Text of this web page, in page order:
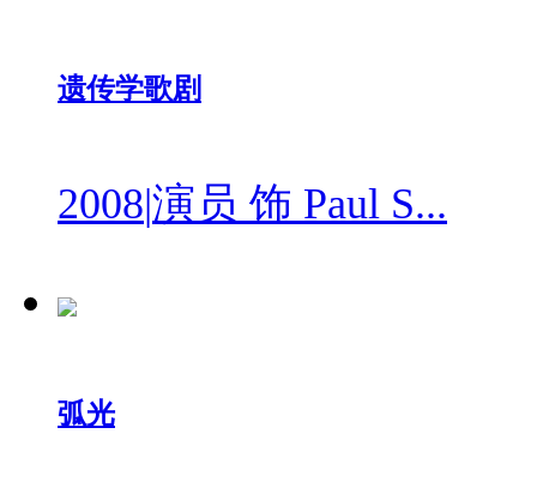
遗传学歌剧
2008|演员 饰 Paul S...
弧光